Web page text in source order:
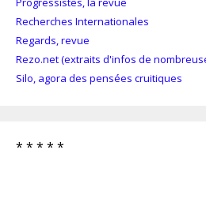
Recherches Internationales
Regards, revue
Rezo.net (extraits d'infos de
Silo, agora des pensées cruitiques
* * * * *